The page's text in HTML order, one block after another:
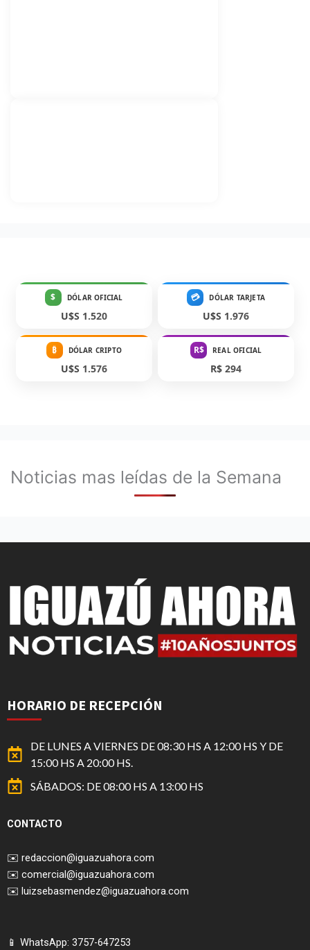
$ DÓLAR OFICIAL
U$S 1.520
💳 DÓLAR TARJETA
U$S 1.976
₿ DÓLAR CRIPTO
U$S 1.576
R$ REAL OFICIAL
R$ 294
Noticias mas leídas de la Semana
HORARIO DE RECEPCIÓN
DE LUNES A VIERNES DE 08:30 HS A 12:00 HS Y DE
15:00 HS A 20:00 HS.
SÁBADOS: DE 08:00 HS A 13:00 HS
CONTACTO
✉️ redaccion@iguazuahora.com
✉️ comercial@iguazuahora.com
✉️ luizsebasmendez@iguazuahora.com
📱 WhatsApp: 3757-647253